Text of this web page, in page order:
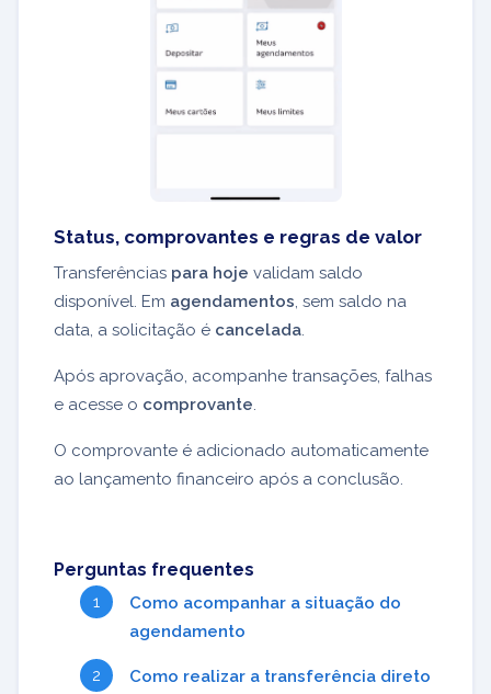
Status, comprovantes e regras de valor
Transferências para hoje validam saldo
disponível. Em agendamentos, sem saldo na
data, a solicitação é cancelada.
Após aprovação, acompanhe transações, falhas
e acesse o comprovante.
O comprovante é adicionado automaticamente
ao lançamento financeiro após a conclusão.
Perguntas frequentes
Como acompanhar a situação do
agendamento
Como realizar a transferência direto